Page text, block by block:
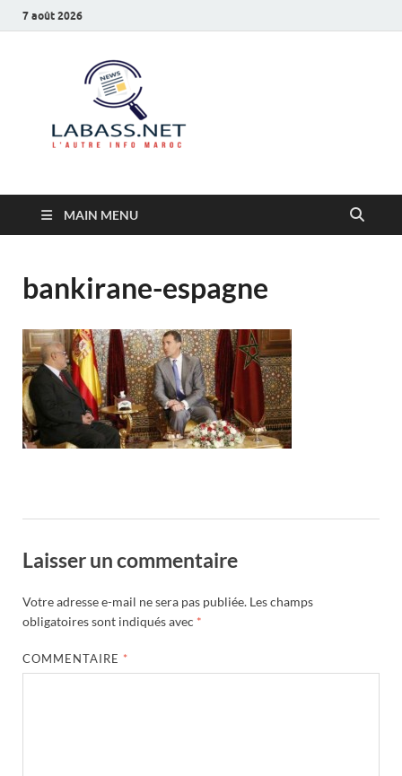
7 août 2026
MAIN MENU
bankirane-espagne
Laisser un commentaire
Votre adresse e-mail ne sera pas publiée. Les champs
obligatoires sont indiqués avec *
COMMENTAIRE *